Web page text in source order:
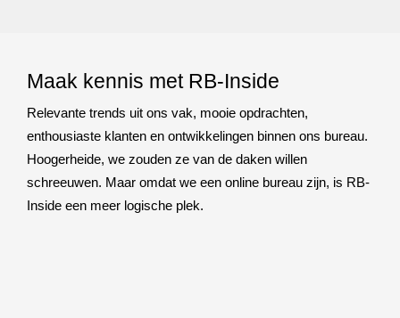
Maak kennis met RB-Inside
Relevante trends uit ons vak, mooie opdrachten,
enthousiaste klanten en ontwikkelingen binnen ons bureau.
Hoogerheide, we zouden ze van de daken willen
schreeuwen. Maar omdat we een online bureau zijn, is RB-
Inside een meer logische plek.